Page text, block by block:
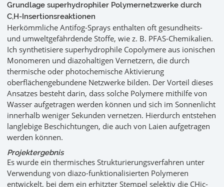
Grundlage superhydrophiler Polymernetzwerke durch
C,H-Insertionsreaktionen
Herkömmliche Antifog-Sprays enthalten oft gesundheits-
und umweltgefährdende Stoffe, wie z. B. PFAS-Chemikalien.
Ich synthetisiere superhydrophile Copolymere aus ionischen
Monomeren und diazohaltigen Vernetzern, die durch
thermische oder photochemische Aktivierung
oberflächengebundene Netzwerke bilden. Der Vorteil dieses
Ansatzes besteht darin, dass solche Polymere mithilfe von
Wasser aufgetragen werden können und sich im Sonnenlicht
innerhalb weniger Sekunden vernetzen. Hierdurch entstehen
langlebige Beschichtungen, die auch von Laien aufgetragen
werden können.
Projektergebnis
Es wurde ein thermisches Strukturierungsverfahren unter
Verwendung von diazo-funktionalisierten Polymeren
entwickelt, bei dem ein erhitzter Stempel selektiv die CHic-